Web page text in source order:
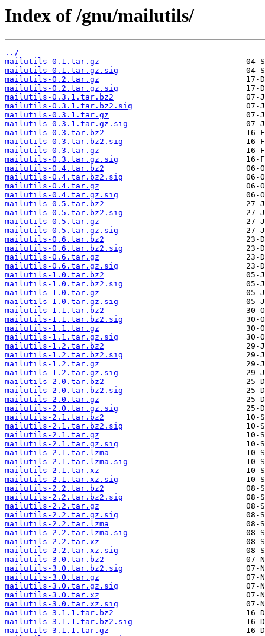
Index of /gnu/mailutils/
../
mailutils-0.1.tar.gz
mailutils-0.1.tar.gz.sig
mailutils-0.2.tar.gz
mailutils-0.2.tar.gz.sig
mailutils-0.3.1.tar.bz2
mailutils-0.3.1.tar.bz2.sig
mailutils-0.3.1.tar.gz
mailutils-0.3.1.tar.gz.sig
mailutils-0.3.tar.bz2
mailutils-0.3.tar.bz2.sig
mailutils-0.3.tar.gz
mailutils-0.3.tar.gz.sig
mailutils-0.4.tar.bz2
mailutils-0.4.tar.bz2.sig
mailutils-0.4.tar.gz
mailutils-0.4.tar.gz.sig
mailutils-0.5.tar.bz2
mailutils-0.5.tar.bz2.sig
mailutils-0.5.tar.gz
mailutils-0.5.tar.gz.sig
mailutils-0.6.tar.bz2
mailutils-0.6.tar.bz2.sig
mailutils-0.6.tar.gz
mailutils-0.6.tar.gz.sig
mailutils-1.0.tar.bz2
mailutils-1.0.tar.bz2.sig
mailutils-1.0.tar.gz
mailutils-1.0.tar.gz.sig
mailutils-1.1.tar.bz2
mailutils-1.1.tar.bz2.sig
mailutils-1.1.tar.gz
mailutils-1.1.tar.gz.sig
mailutils-1.2.tar.bz2
mailutils-1.2.tar.bz2.sig
mailutils-1.2.tar.gz
mailutils-1.2.tar.gz.sig
mailutils-2.0.tar.bz2
mailutils-2.0.tar.bz2.sig
mailutils-2.0.tar.gz
mailutils-2.0.tar.gz.sig
mailutils-2.1.tar.bz2
mailutils-2.1.tar.bz2.sig
mailutils-2.1.tar.gz
mailutils-2.1.tar.gz.sig
mailutils-2.1.tar.lzma
mailutils-2.1.tar.lzma.sig
mailutils-2.1.tar.xz
mailutils-2.1.tar.xz.sig
mailutils-2.2.tar.bz2
mailutils-2.2.tar.bz2.sig
mailutils-2.2.tar.gz
mailutils-2.2.tar.gz.sig
mailutils-2.2.tar.lzma
mailutils-2.2.tar.lzma.sig
mailutils-2.2.tar.xz
mailutils-2.2.tar.xz.sig
mailutils-3.0.tar.bz2
mailutils-3.0.tar.bz2.sig
mailutils-3.0.tar.gz
mailutils-3.0.tar.gz.sig
mailutils-3.0.tar.xz
mailutils-3.0.tar.xz.sig
mailutils-3.1.1.tar.bz2
mailutils-3.1.1.tar.bz2.sig
mailutils-3.1.1.tar.gz